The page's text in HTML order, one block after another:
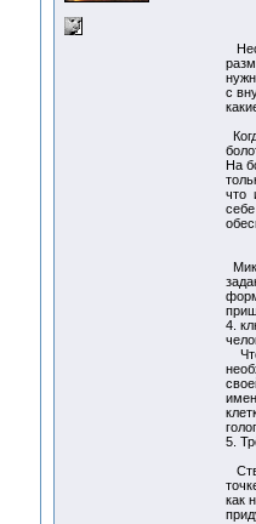
1.
с
2.
На
что
3.
4.
5.
как